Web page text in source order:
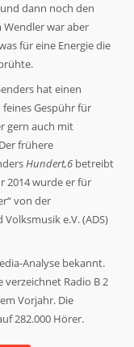
dann noch den
war aber
für eine Energie die
hat einen
Gespühr für
gern auch mit
frühere
Hundert,6 betreibt
2014 wurde er für
von der
e.V. (ADS)
Analyse bekannt.
Radio B 2
Vorjahr. Die
282.000 Hörer.